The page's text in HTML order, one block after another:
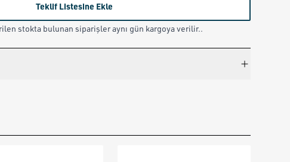
Teklif Listesine Ekle
stokta bulunan siparişler aynı gün kargoya verilir..